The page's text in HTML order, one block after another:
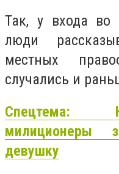
Так, у входа во
люди
местных
случались и
Спецтема:
милиционеры
девушку